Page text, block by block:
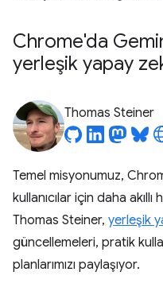
Chrome'da
yerleşik yapay
Thomas Steiner
Temel misyonumuz,
kullanıcılar için daha
Thomas Steiner, yerleşik
güncellemeleri, pratik
planlarımızı paylaşıyor.